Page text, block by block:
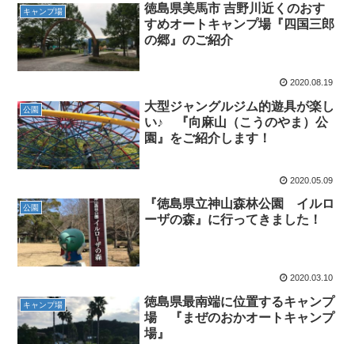
キャンプ場
徳島県美馬市 吉野川近くのおす
すめオートキャンプ場『四国三郎
の郷』のご紹介
2020.08.19
公園
大型ジャングルジム的遊具が楽し
い♪ 『向麻山（こうのやま）公
園』をご紹介します！
2020.05.09
公園
『徳島県立神山森林公園 イルロ
ーザの森』に行ってきました！
2020.03.10
キャンプ場
徳島県最南端に位置するキャンプ
場 『まぜのおかオートキャンプ
場』